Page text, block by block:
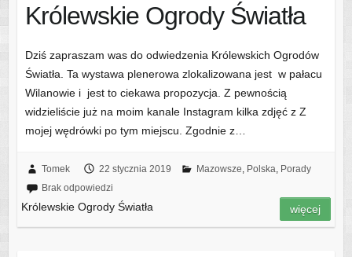
Królewskie Ogrody Światła
Dziś zapraszam was do odwiedzenia Królewskich Ogrodów
Światła. Ta wystawa plenerowa zlokalizowana jest w pałacu
Wilanowie i jest to ciekawa propozycja. Z pewnością
widzieliście już na moim kanale Instagram kilka zdjęć z Z
mojej wędrówki po tym miejscu. Zgodnie z…
Tomek 22 stycznia 2019 Mazowsze Polska Porady
Brak odpowiedzi
Królewskie Ogrody Światła więcej